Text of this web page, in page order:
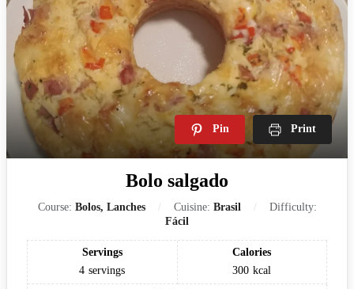
Pin Print
Bolo salgado
Course: Bolos, Lanches Cuisine: Brasil
Difficulty:
Fácil
Servings
4 servings
Calories
300 kcal